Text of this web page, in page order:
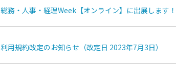
総務・人事・経理Week【オンライン】に出展します！
利用規約改定のお知らせ（改定日 2023年7月3日）